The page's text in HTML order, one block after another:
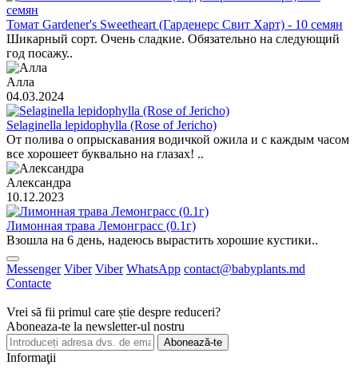
Томат Gardener's Sweetheart (Гарденерс Свит Харт) - 10 семян
Шикарный сорт. Очень сладкие. Обязательно на следующий
год посажу..
Алла
04.03.2024
Selaginella lepidophylla (Rose of Jericho)
От полива о опрыскавания водичкой ожила и с каждым часом
все хорошеет буквально на глазах! ..
Александра
10.12.2023
Лимонная трава Лемонграсс (0.1г)
Взошла на 6 день, надеюсь вырастить хорошие кустики..
Messenger Viber Viber WhatsApp contact@babyplants.md
Contacte
Vrei să fii primul care știe despre reduceri?
Aboneaza-te la newsletter-ul nostru
Abonează-te
Informaţii